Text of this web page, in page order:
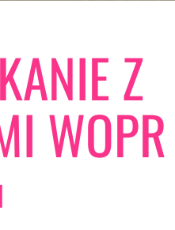
Z
WOPR